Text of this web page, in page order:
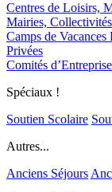
Centres de Loisirs,
Mairies,
Camps de Vacances
Privées
Comités
Spéciaux !
Soutien Scolaire
Autres...
Anciens Séjours